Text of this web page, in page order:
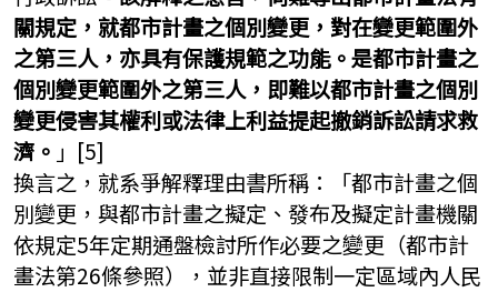
關規定，就都市計畫之個別變更，對在變更範圍外
之第三人，亦具有保護規範之功能。是都市計畫之
個別變更範圍外之第三人，即難以都市計畫之個別
變更侵害其權利或法律上利益提起撤銷訴訟請求救
濟。 」[5]
換言之，就系爭解釋理由書所稱：「都市計畫之個
別變更，與都市計畫之擬定、發布及擬定計畫機關
依規定5年定期通盤檢討所作必要之變更（都市計
畫法第26條參照），並非直接限制一定區域內人民